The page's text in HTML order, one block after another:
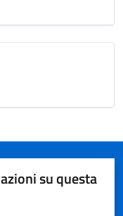
su questa